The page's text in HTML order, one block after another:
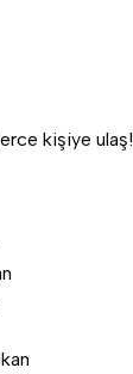
kişiye ulaş!